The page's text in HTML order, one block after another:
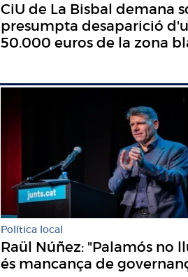
CiU de La Bisbal demana
presumpta desaparició
50.000 euros de la zona
Política local
Raül Núñez: "Palamós no
és mancança de